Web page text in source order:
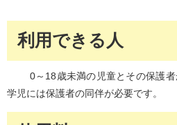
利用できる人
0～18歳未満の児童とその保護
学児には保護者の同伴が必要です。